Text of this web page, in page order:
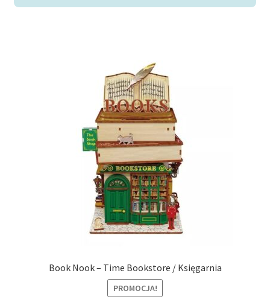
Book Nook – Time Bookstore / Księgarnia
PROMOCJA!